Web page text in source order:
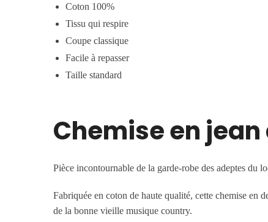
Coton 100%
Tissu qui respire
Coupe classique
Facile à repasser
Taille standard
Chemise en
Pièce incontournable de la garde-robe des adeptes du
Fabriquée en coton de haute qualité, cette chemise en
de la bonne vieille musique country.